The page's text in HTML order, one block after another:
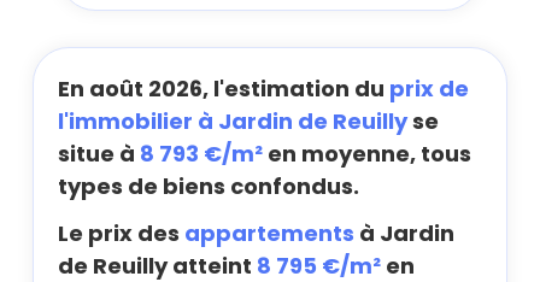
En août 2026, l'estimation du prix de
l'immobilier à Jardin de Reuillyse
situe à 8 793 €/m² en moyenne, tous
types de biens confondus.
Le prix des appartements à Jardin
de Reuilly atteint 8 795 €/m² en